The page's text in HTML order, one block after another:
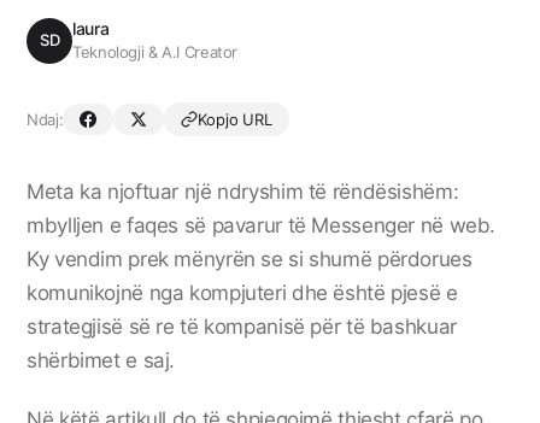
SD
laura
Teknologji & A.I Creator
Ndaj: Kopjo URL
Meta ka njoftuar një ndryshim të rëndësishëm:
mbylljen e faqes së pavarur të Messenger në web.
Ky vendim prek mënyrën se si shumë përdorues
komunikojnë nga kompjuteri dhe është pjesë e
strategjisë së re të kompanisë për të bashkuar
shërbimet e saj.